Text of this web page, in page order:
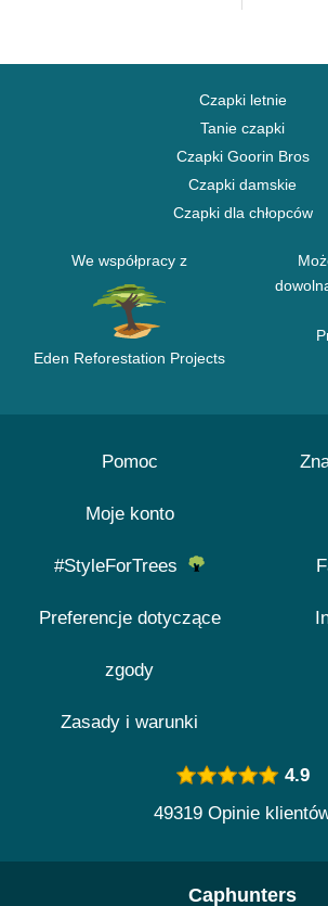
Czapki letnie
Tanie czapki
Czapki Goorin Bros
Czapki damskie
Czapki dla chłopców
We współpracy z
Eden Reforestation Projects
Pomoc
Moje konto
#StyleForTrees
Preferencje dotyczące
zgody
Zasady i warunki
4.9
49319 Opinie
Caphunters